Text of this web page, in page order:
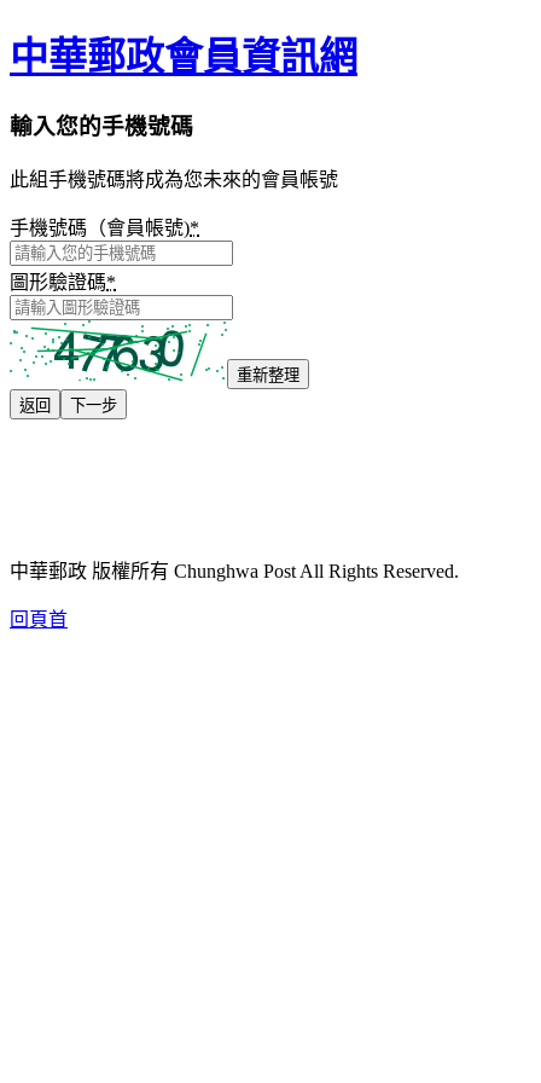
中華郵政會員資訊網
輸入您的手機號碼
此組手機號碼將成為您未來的會員帳號
手機號碼（會員帳號)*
圖形驗證碼*
重新整理
返回
下一步
中華郵政 版權所有 Chunghwa Post All Rights Reserved.
回頁首